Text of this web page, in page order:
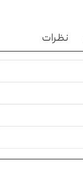
نظرات